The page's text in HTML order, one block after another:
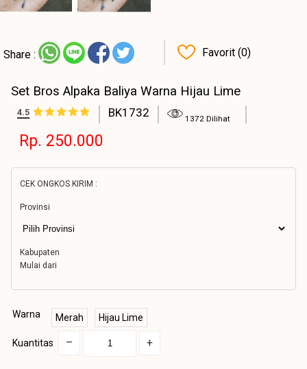
Share : Favorit (0)
Set Bros Alpaka Baliya Warna Hijau Lime
4.5 BK1732 1372 Dilihat
Rp. 250.000
CEK ONGKOS KIRIM :
Provinsi
Kabupaten
Mulai dari
Warna Merah Hijau Lime
Kuantitas – +